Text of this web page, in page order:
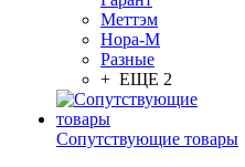
Меттэм
Нора-М
Разные
+ ЕЩЕ 2
Сопутствующие товары